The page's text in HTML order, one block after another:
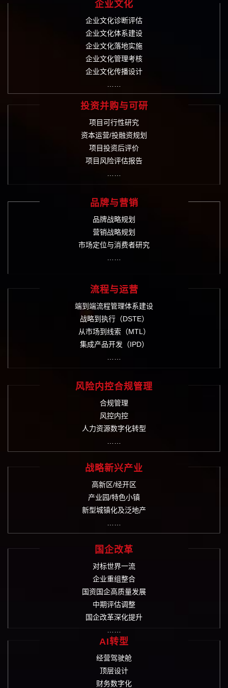
企业文化
企业文化诊断评估
企业文化体系建设
企业文化落地实施
企业文化管理考核
企业文化传播设计
投资并购与可研
项目可行性研究
资本运营/投融资规划
项目投资后评价
项目风险评估报告
品牌与营销
品牌战略规划
营销战略规划
市场定位与消费者研究
流程与运营
端到端流程管理体系建设
战略到执行（DSTE）
从市场到线索（MTL）
集成产品开发（IPD）
风险内控合规管理
合规管理
风控内控
人力资源数字化转型
战略新兴产业
高新区/经开区
产业园/特色小镇
新型城镇化及泛地产
国企改革
对标世界一流
企业重组整合
国资国企高质量发展
中期评估调整
国企改革深化提升
AI转型
经营驾驶舱
顶层设计
财务数字化